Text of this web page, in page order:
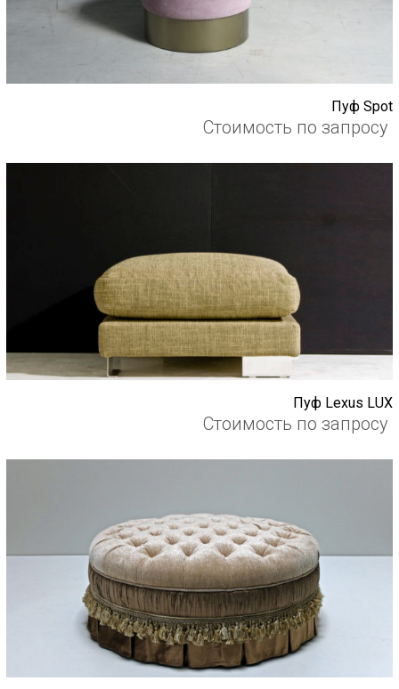
Пуф Spot
Стоимость по запросу
Пуф Lexus LUX
Стоимость по запросу